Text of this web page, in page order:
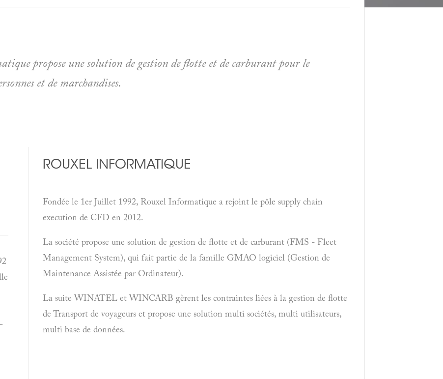
propose une solution de gestion de flotte et de carburant pour le
et de marchandises.
ROUXEL INFORMATIQUE
Fondée le 1er Juillet 1992, Rouxel Informatique a rejoint le pôle supply chain
execution de CFD en 2012.
La société propose une solution de gestion de flotte et de carburant (FMS - Fleet
Management System), qui fait partie de la famille GMAO logiciel (Gestion de
Maintenance Assistée par Ordinateur).
La suite WINATEL et WINCARB gèrent les contraintes liées à la gestion de flotte
de Transport de voyageurs et propose une solution multi sociétés, multi utilisateurs,
multi base de données.